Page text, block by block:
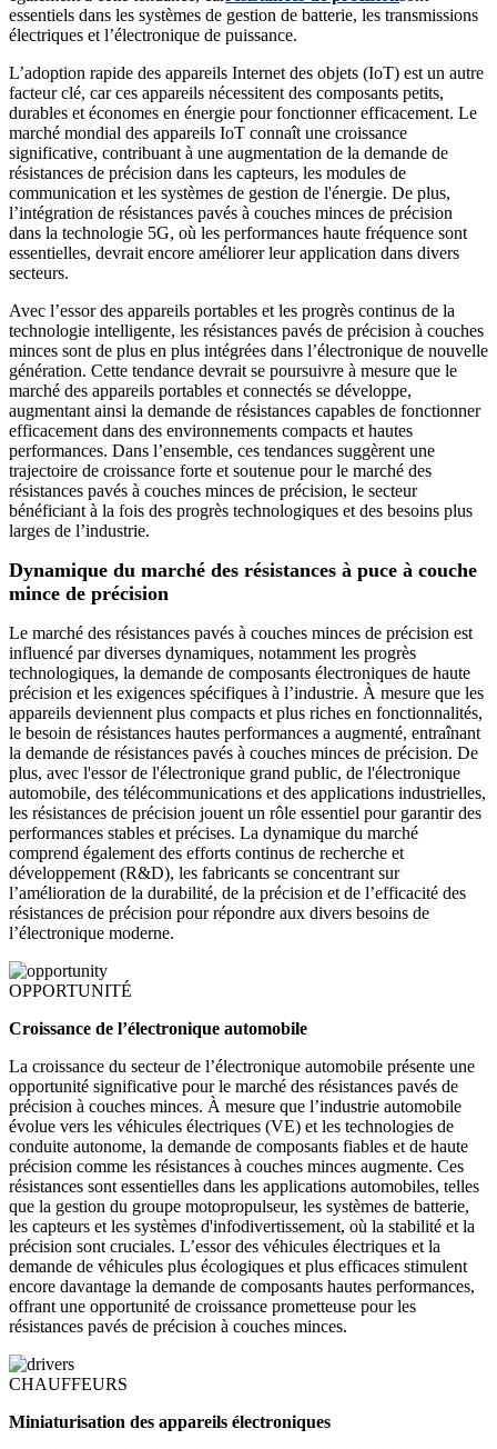
essentiels dans les systèmes de gestion de batterie, les transmissions
électriques et l’électronique de puissance.
L’adoption rapide des appareils Internet des objets (IoT) est un autre
facteur clé, car ces appareils nécessitent des composants petits,
durables et économes en énergie pour fonctionner efficacement. Le
marché mondial des appareils IoT connaît une croissance
significative, contribuant à une augmentation de la demande de
résistances de précision dans les capteurs, les modules de
communication et les systèmes de gestion de l'énergie. De plus,
l’intégration de résistances pavés à couches minces de précision
dans la technologie 5G, où les performances haute fréquence sont
essentielles, devrait encore améliorer leur application dans divers
secteurs.
Avec l’essor des appareils portables et les progrès continus de la
technologie intelligente, les résistances pavés de précision à couches
minces sont de plus en plus intégrées dans l’électronique de nouvelle
génération. Cette tendance devrait se poursuivre à mesure que le
marché des appareils portables et connectés se développe,
augmentant ainsi la demande de résistances capables de fonctionner
efficacement dans des environnements compacts et hautes
performances. Dans l’ensemble, ces tendances suggèrent une
trajectoire de croissance forte et soutenue pour le marché des
résistances pavés à couches minces de précision, le secteur
bénéficiant à la fois des progrès technologiques et des besoins plus
larges de l’industrie.
Dynamique du marché des résistances à puce à couche
mince de précision
Le marché des résistances pavés à couches minces de précision est
influencé par diverses dynamiques, notamment les progrès
technologiques, la demande de composants électroniques de haute
précision et les exigences spécifiques à l’industrie. À mesure que les
appareils deviennent plus compacts et plus riches en fonctionnalités,
le besoin de résistances hautes performances a augmenté, entraînant
la demande de résistances pavés à couches minces de précision. De
plus, avec l'essor de l'électronique grand public, de l'électronique
automobile, des télécommunications et des applications industrielles,
les résistances de précision jouent un rôle essentiel pour garantir des
performances stables et précises. La dynamique du marché
comprend également des efforts continus de recherche et
développement (R&D), les fabricants se concentrant sur
l’amélioration de la durabilité, de la précision et de l’efficacité des
résistances de précision pour répondre aux divers besoins de
l’électronique moderne.
OPPORTUNITÉ
Croissance de l’électronique automobile
La croissance du secteur de l’électronique automobile présente une
opportunité significative pour le marché des résistances pavés de
précision à couches minces. À mesure que l’industrie automobile
évolue vers les véhicules électriques (VE) et les technologies de
conduite autonome, la demande de composants fiables et de haute
précision comme les résistances à couches minces augmente. Ces
résistances sont essentielles dans les applications automobiles, telles
que la gestion du groupe motopropulseur, les systèmes de batterie,
les capteurs et les systèmes d'infodivertissement, où la stabilité et la
précision sont cruciales. L’essor des véhicules électriques et la
demande de véhicules plus écologiques et plus efficaces stimulent
encore davantage la demande de composants hautes performances,
offrant une opportunité de croissance prometteuse pour les
résistances pavés de précision à couches minces.
CHAUFFEURS
Miniaturisation des appareils électroniques